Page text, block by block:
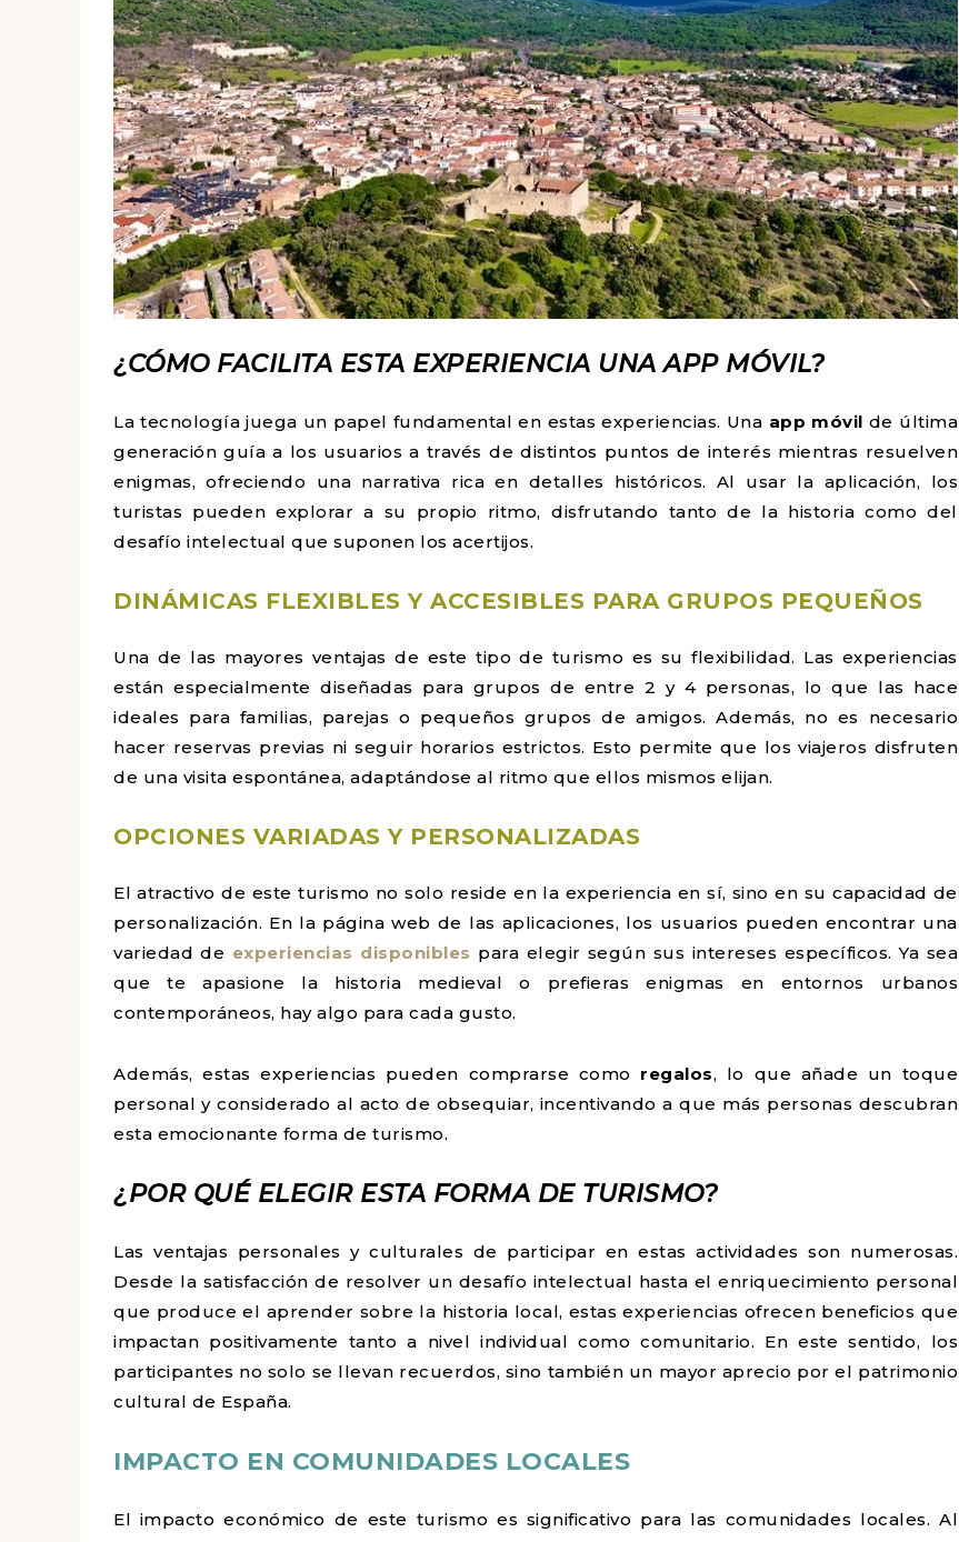
¿CÓMO FACILITA ESTA EXPERIENCIA UNA APP MÓVIL?
La tecnología juega un papel fundamental en estas experiencias. Una app móvil de última
generación guía a los usuarios a través de distintos puntos de interés mientras resuelven
enigmas, ofreciendo una narrativa rica en detalles históricos. Al usar la aplicación, los
turistas pueden explorar a su propio ritmo, disfrutando tanto de la historia como del
desafío intelectual que suponen los acertijos.
DINÁMICAS FLEXIBLES Y ACCESIBLES PARA GRUPOS PEQUEÑOS
Una de las mayores ventajas de este tipo de turismo es su flexibilidad. Las experiencias
están especialmente diseñadas para grupos de entre 2 y 4 personas, lo que las hace
ideales para familias, parejas o pequeños grupos de amigos. Además, no es necesario
hacer reservas previas ni seguir horarios estrictos. Esto permite que los viajeros disfruten
de una visita espontánea, adaptándose al ritmo que ellos mismos elijan.
OPCIONES VARIADAS Y PERSONALIZADAS
El atractivo de este turismo no solo reside en la experiencia en sí, sino en su capacidad de
personalización. En la página web de las aplicaciones, los usuarios pueden encontrar una
variedad de experiencias disponibles para elegir según sus intereses específicos. Ya sea
que te apasione la historia medieval o prefieras enigmas en entornos urbanos
contemporáneos, hay algo para cada gusto.
Además, estas experiencias pueden comprarse como regalos, lo que añade un toque
personal y considerado al acto de obsequiar, incentivando a que más personas descubran
esta emocionante forma de turismo.
¿POR QUÉ ELEGIR ESTA FORMA DE TURISMO?
Las ventajas personales y culturales de participar en estas actividades son numerosas.
Desde la satisfacción de resolver un desafío intelectual hasta el enriquecimiento personal
que produce el aprender sobre la historia local, estas experiencias ofrecen beneficios que
impactan positivamente tanto a nivel individual como comunitario. En este sentido, los
participantes no solo se llevan recuerdos, sino también un mayor aprecio por el patrimonio
cultural de España.
IMPACTO EN COMUNIDADES LOCALES
El impacto económico de este turismo es significativo para las comunidades locales. Al